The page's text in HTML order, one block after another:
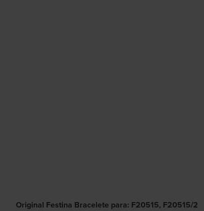
Original Festina Bracelete para: F20515, F20515/2